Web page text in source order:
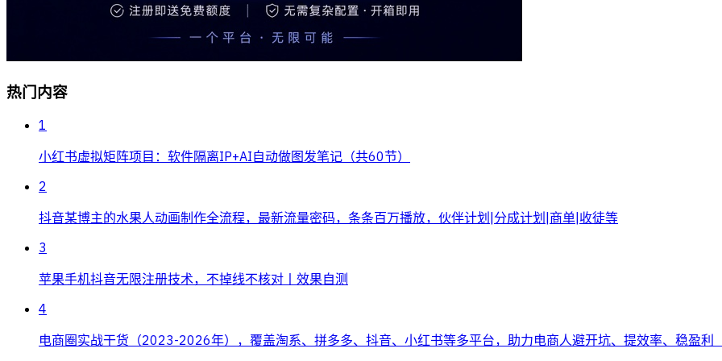
热门内容
1
小红书虚拟矩阵项目：软件隔离IP+AI自动做图发笔记（共60节）
2
抖音某博主的水果人动画制作全流程，最新流量密码，条条百万播放，伙伴计划|分成计划|商单|收徒等
3
苹果手机抖音无限注册技术，不掉线不核对丨效果自测
4
电商圈实战干货（2023-2026年），覆盖淘系、拼多多、抖音、小红书等多平台，助力电商人避开坑、提效率、稳盈利